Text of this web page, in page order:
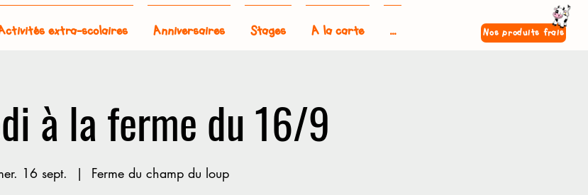
extra-scolaires Anniversaires Stages A la carte ... Nos produits frais
à la ferme du 16/9
16 sept.
  |
Ferme du champ du loup